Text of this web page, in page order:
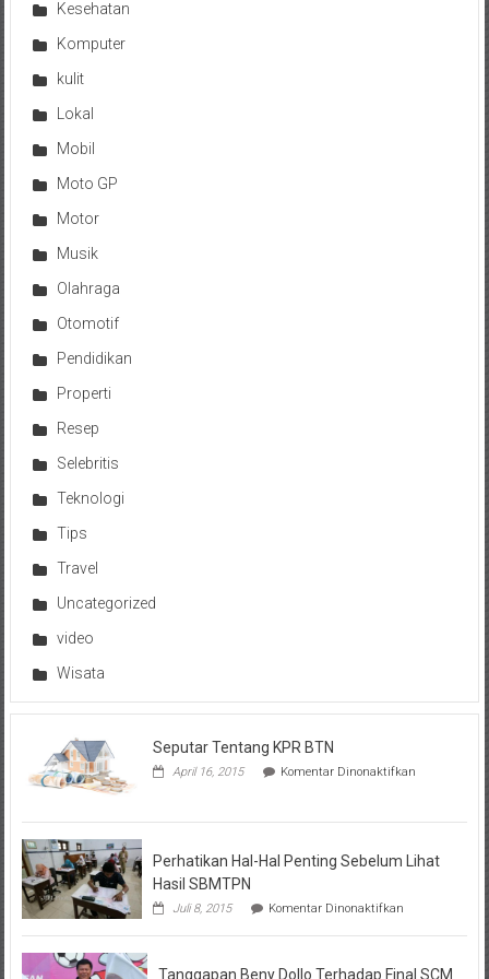
Kesehatan
Komputer
kulit
Lokal
Mobil
Moto GP
Motor
Musik
Olahraga
Otomotif
Pendidikan
Properti
Resep
Selebritis
Teknologi
Tips
Travel
Uncategorized
video
Wisata
Seputar Tentang KPR BTN
April 16, 2015 Komentar Dinonaktifkanpada
KPR
Perhatikan Hal-Hal Penting Sebelum Lihat
Hasil SBMTPN
Juli 8, 2015 Komentar Dinonaktifkanpada
Hal-
Penting
Tanggapan Beny Dollo Terhadap Final SCM